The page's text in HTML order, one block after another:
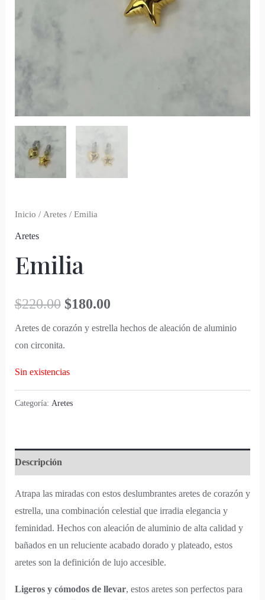
Inicio / Aretes/ Emilia
Aretes
Emilia
$220.00 $180.00
Aretes de corazón y estrella hechos de aleación de aluminio
con circonita.
Sin existencias
Categoría: Aretes
Descripción
Atrapa las miradas con estos deslumbrantes aretes de corazón y
estrella, una combinación celestial que irradia elegancia y
feminidad. Hechos con aleación de aluminio de alta calidad y
bañados en un reluciente acabado dorado y plateado, estos
aretes son la definición de lujo accesible.
Ligeros y cómodos de llevar, estos aretes son perfectos para